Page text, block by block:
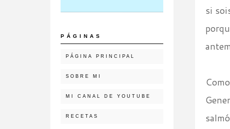
si
PÁGINAS
PÁGINA PRINCIPAL
SOBRE MI
MI CANAL DE YOUTUBE
RECETAS